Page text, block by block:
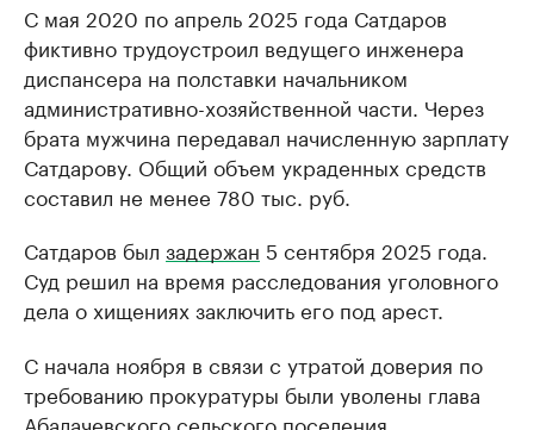
С мая 2020 по апрель 2025 года Сатдаров
фиктивно трудоустроил ведущего инженера
диспансера на полставки начальником
административно-хозяйственной части. Через
брата мужчина передавал начисленную зарплату
Сатдарову. Общий объем украденных средств
составил не менее 780 тыс. руб.
Сатдаров был задержан 5 сентября 2025 года.
Суд решил на время расследования уголовного
дела о хищениях заключить его под арест.
С начала ноября в связи с утратой доверия по
требованию прокуратуры были уволены глава
Абалачевского сельского поселения